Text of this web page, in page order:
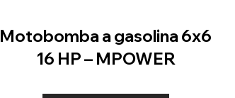
Motobomba a gasolina 6x6
16 HP – MPOWER